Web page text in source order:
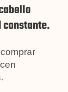
constante.